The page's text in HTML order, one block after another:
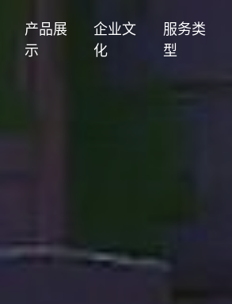
产品展
示
企业文
化
服务类
型